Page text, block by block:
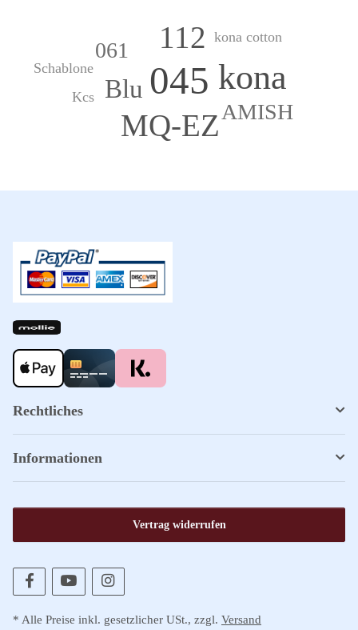
045 kona
MQ-EZ
112
Blu
AMISH
061
Kcs
Schablone
kona cotton
Rechtliches
Informationen
Vertrag widerrufen
* Alle Preise inkl. gesetzlicher USt., zzgl. Versand